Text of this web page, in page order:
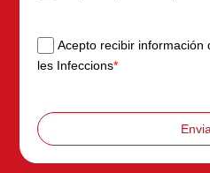
Acepto recibir información
les Infeccions*